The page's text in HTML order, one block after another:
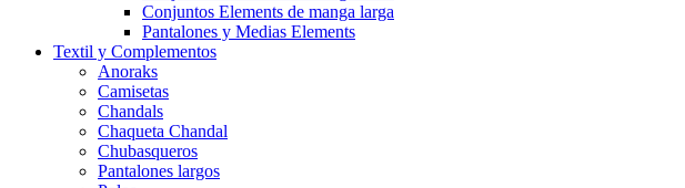
Conjuntos Elements de manga larga
Pantalones y Medias Elements
Textil y Complementos
Anoraks
Camisetas
Chandals
Chaqueta Chandal
Chubasqueros
Pantalones largos